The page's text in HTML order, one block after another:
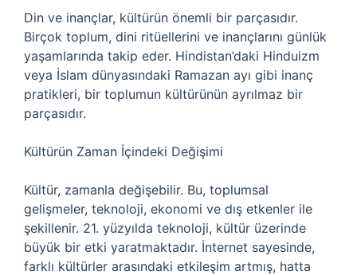
Din ve inançlar, kültürün önemli bir parçasıdır.
Birçok toplum, dini ritüellerini ve inançlarını günlük
yaşamlarında takip eder. Hindistan’daki Hinduizm
veya İslam dünyasındaki Ramazan ayı gibi inanç
pratikleri, bir toplumun kültürünün ayrılmaz bir
parçasıdır.
Kültürün Zaman İçindeki Değişimi
Kültür, zamanla değişebilir. Bu, toplumsal
gelişmeler, teknoloji, ekonomi ve dış etkenler ile
şekillenir. 21. yüzyılda teknoloji, kültür üzerinde
büyük bir etki yaratmaktadır. İnternet sayesinde,
farklı kültürler arasındaki etkileşim artmış, hatta